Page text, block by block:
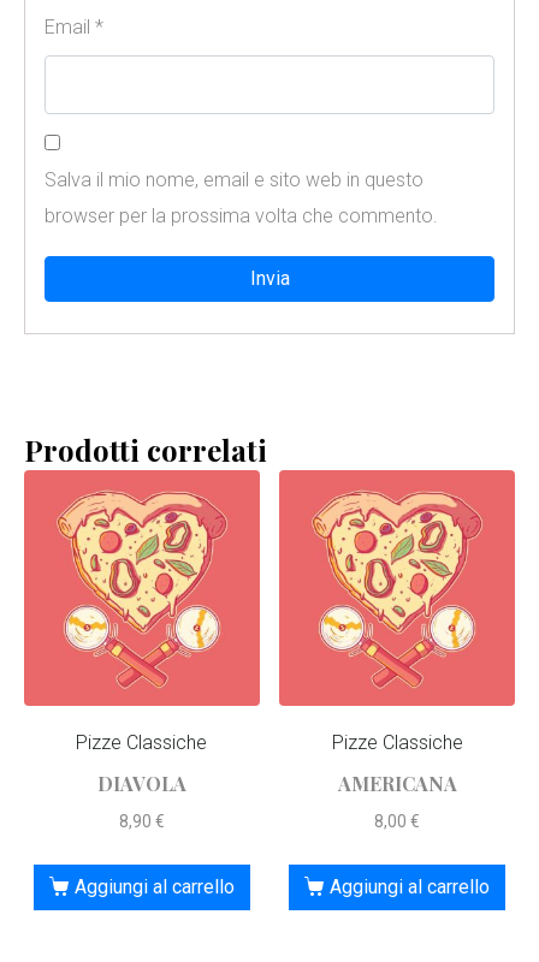
Email *
Salva il mio nome, email e sito web in questo
browser per la prossima volta che commento.
Prodotti correlati
Pizze Classiche
DIAVOLA
8,90 €
Aggiungi al carrello
Pizze Classiche
AMERICANA
8,00€
Aggiungi al carrello